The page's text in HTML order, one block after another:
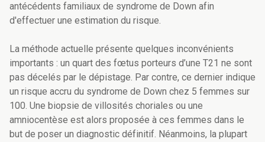
antécédents familiaux de syndrome de Down afin
d'effectuer une estimation du risque.
La méthode actuelle présente quelques inconvénients
importants : un quart des fœtus porteurs d’une T21 ne sont
pas décelés par le dépistage. Par contre, ce dernier indique
un risque accru du syndrome de Down chez 5 femmes sur
100. Une biopsie de villosités choriales ou une
amniocentèse est alors proposée à ces femmes dans le
but de poser un diagnostic définitif. Néanmoins, la plupart